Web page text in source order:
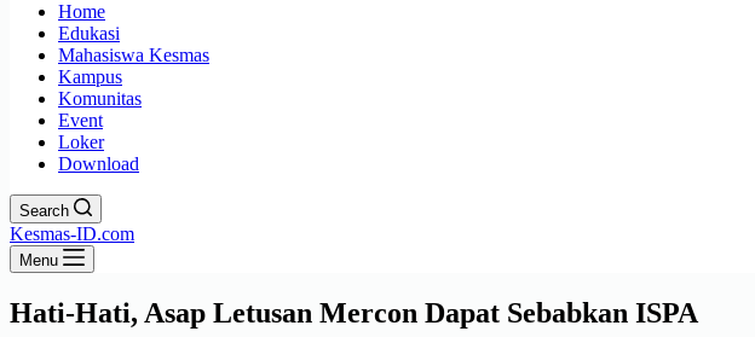
Home
Edukasi
Mahasiswa Kesmas
Kampus
Komunitas
Event
Loker
Download
Search
Kesmas-ID.com
Menu
Hati-Hati, Asap Letusan Mercon Dapat Sebabkan ISPA